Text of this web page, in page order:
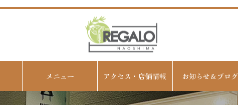
メニュー アクセス・店舗情報 お知らせ＆ブログ